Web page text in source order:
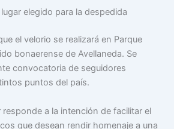
elegido para la despedida
el velorio se realizará en Parque
bonaerense de Avellaneda. Se
convocatoria de seguidores
puntos del país.
responde a la intención de facilitar el
que desean rendir homenaje a una